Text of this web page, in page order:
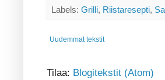
Labels: Grilli, Riistaresepti,
Uudemmat tekstit
Tilaa: Blogitekstit (Atom)